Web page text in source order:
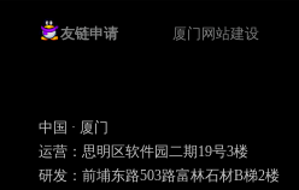
友链申请 厦门网站建设
中国 · 厦门
运营：思明区软件园二期19号3楼
研发：前埔东路503路富林石材B梯2楼